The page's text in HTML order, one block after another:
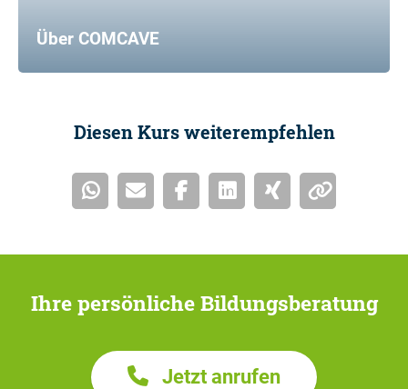
Über COMCAVE
Diesen Kurs weiterempfehlen
Ihre persönliche Bildungsberatung
Jetzt anrufen